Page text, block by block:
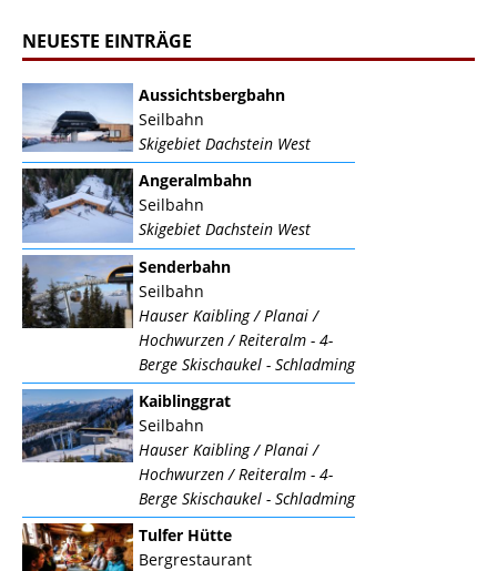
NEUESTE EINTRÄGE
Aussichtsbergbahn
Seilbahn
Skigebiet Dachstein West
Angeralmbahn
Seilbahn
Skigebiet Dachstein West
Senderbahn
Seilbahn
Hauser Kaibling / Planai /
Hochwurzen / Reiteralm - 4-
Berge Skischaukel - Schladming
Kaiblinggrat
Seilbahn
Hauser Kaibling / Planai /
Hochwurzen / Reiteralm - 4-
Berge Skischaukel - Schladming
Tulfer Hütte
Bergrestaurant